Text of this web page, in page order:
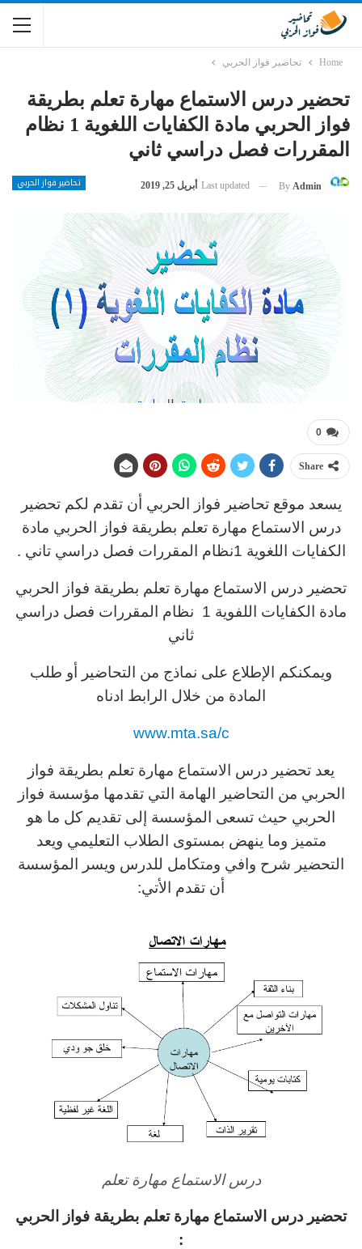
Home تحاضير فواز الحربي
تحضير درس الاستماع مهارة تعلم بطريقة
فواز الحربي مادة الكفايات اللغوية 1 نظام
المقررات فصل دراسي ثاني
تحاضير فواز الحربي By Admin
Last updated أبريل 25, 2019
0
Share
يسعد موقع تحاضير فواز الحربي أن تقدم لكم تحضير
درس الاستماع مهارة تعلم بطريقة فواز الحربي مادة
الكفايات اللغوية 1نظام المقررات فصل دراسي تاني .
تحضير درس الاستماع مهارة تعلم بطريقة فواز الحربي
مادة الكفايات اللفوية 1 نظام المقررات فصل دراسي
ثاني
ويمكنكم الإطلاع على نماذج من التحاضير أو طلب
المادة من خلال الرابط ادناه
www.mta.sa/c
يعد تحضير درس الاستماع مهارة تعلم بطريقة فواز
الحربي من التحاضير الهامة التي تقدمها مؤسسة فواز
الحربي حيث تسعى المؤسسة إلى تقديم كل ما هو
متميز وما ينهض بمستوى الطلاب التعليمي ويعد
التحضير شرح وافي ومتكامل للدرس ويسر المؤسسة
أن تقدم الأتي:
درس الاستماع مهارة تعلم
تحضير درس الاستماع مهارة تعلم بطريقة فواز الحربي
: